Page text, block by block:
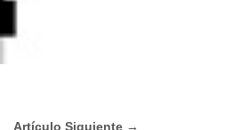
Artículo Siguiente →